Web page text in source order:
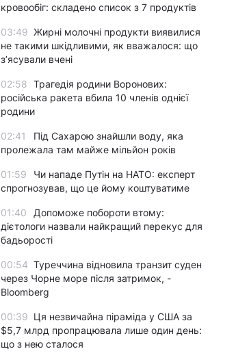
кровообіг: складено список з 7 продуктів
03:49 Жирні молочні продукти виявилися
не такими шкідливими, як вважалося: що
з’ясували вчені
02:58 Трагедія родини Воронових:
російська ракета вбила 10 членів однієї
родини
02:41
Під Сахарою знайшли воду, яка
пролежала там майже мільйон років
01:59
Чи нападе Путін на НАТО: експерт
спрогнозував, що це йому коштуватиме
01:40
Допоможе побороти втому:
дієтологи назвали найкращий перекус для
бадьорості
00:54 Туреччина відновила транзит суден
через Чорне море після затримок, -
Bloomberg
00:39 Ця незвичайна піраміда у США за
$5,7 млрд пропрацювала лише один день:
що з нею сталося